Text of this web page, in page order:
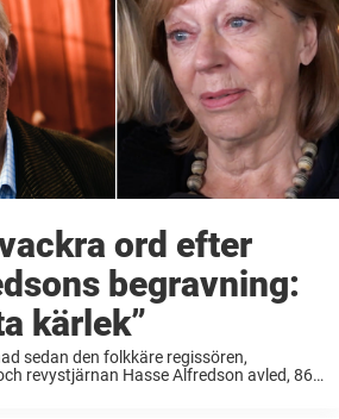
ord efter
begravning:
kärlek”
sedan den folkkäre regissören,
revystjärnan Hasse Alfredson avled, 86